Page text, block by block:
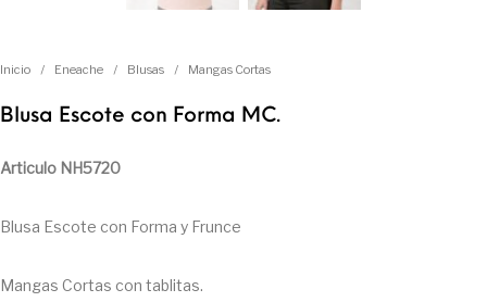
Inicio / Eneache / Blusas / Mangas Cortas
Blusa Escote con Forma MC.
Articulo NH5720
Blusa Escote con Forma y Frunce
Mangas Cortas con tablitas.